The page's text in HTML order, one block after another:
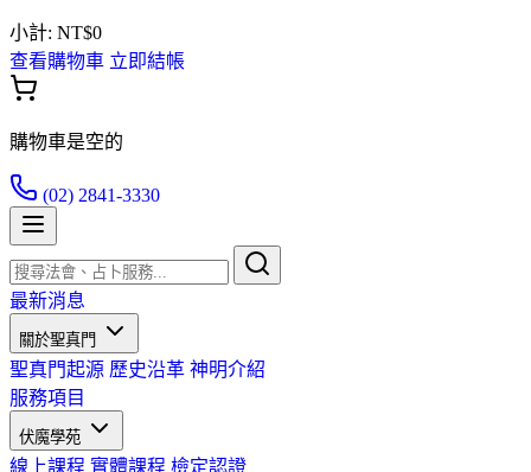
小計: NT$0
查看購物車 立即結帳
購物車是空的
(02) 2841-3330
最新消息
關於聖真門
聖真門起源 歷史沿革 神明介紹
服務項目
伏魔學苑
線上課程 實體課程 檢定認證